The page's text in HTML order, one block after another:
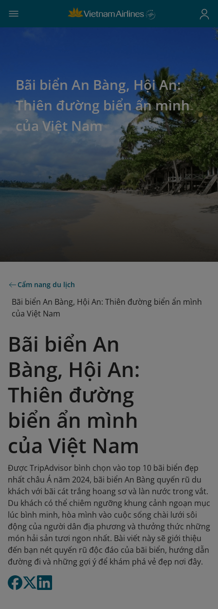
Bãi biển An Bàng, Hội An:
Thiên đường biển ẩn mình
của Việt Nam
Cẩm nang du lịch
Bãi biển An Bàng, Hội An: Thiên đường biển ẩn mình
của Việt Nam
Bãi biển An
Bàng, Hội An:
Thiên đường
biển ẩn mình
của Việt Nam
Được TripAdvisor bình chọn vào top 10 bãi biển đẹp
nhất châu Á năm 2024, bãi biển An Bàng quyến rũ du
khách với bãi cát trắng hoang sơ và làn nước trong vắt.
Du khách có thể chiêm ngưỡng khung cảnh ngoạn mục
lúc bình minh, hòa mình vào cuộc sống chài lưới sôi
động của người dân địa phương và thưởng thức những
món hải sản tươi ngon nhất. Bài viết này sẽ giới thiệu
đến bạn nét quyến rũ độc đáo của bãi biển, hướng dẫn
đường đi và những gợi ý để khám phá vẻ đẹp nơi đây.